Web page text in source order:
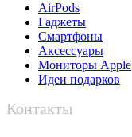
AirPods
Гаджеты
Смартфоны
Аксессуары
Мониторы Apple
Идеи подарков
Контакты